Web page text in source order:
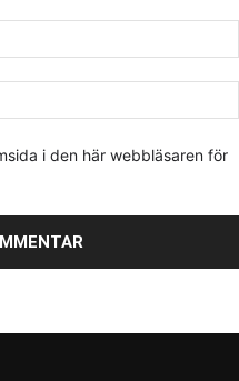
i den här webbläsaren för